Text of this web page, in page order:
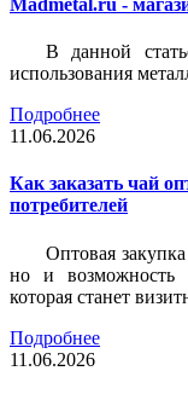
В данной
использования
Подробнее
11.06.2026
Как заказать чай
потребителей
Оптовая
но и возможность
которая станет
Подробнее
11.06.2026